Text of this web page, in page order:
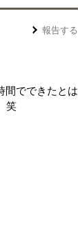
報告する
間でできたとは
笑